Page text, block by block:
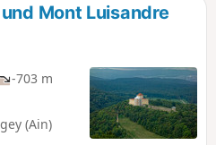
Mont Luisandre
-703 m
(Ain)